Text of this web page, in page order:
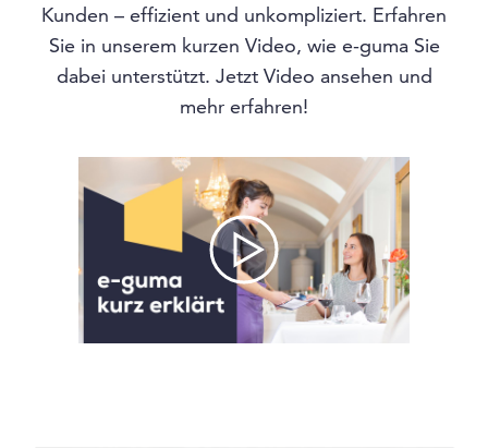
Kunden – effizient und unkompliziert. Erfahren
Sie in unserem kurzen Video, wie e-guma Sie
dabei unterstützt. Jetzt Video ansehen und
mehr erfahren!